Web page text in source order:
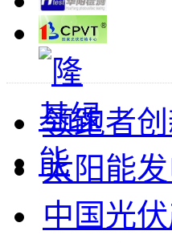
领跑者
太阳能
中国光